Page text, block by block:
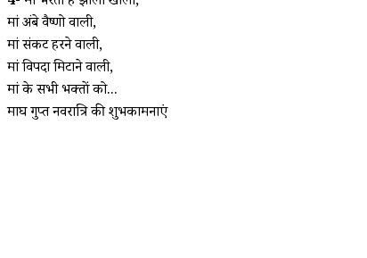
मां अंबे वैष्णो वाली,
मां संकट हरने वाली,
मां विपदा मिटाने वाली,
मां के सभी भक्तों को...
माघ गुप्त नवरात्रि की शुभकामनाएं